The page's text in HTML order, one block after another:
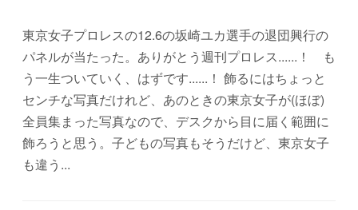
東京女子プロレスの12.6の坂崎ユカ選手の退団興行の
パネルが当たった。ありがとう週刊プロレス......！ も
う一生ついていく、はずです......！ 飾るにはちょっと
センチな写真だけれど、あのときの東京女子が(ほぼ)
全員集まった写真なので、デスクから目に届く範囲に
飾ろうと思う。子どもの写真もそうだけど、東京女子
も違う...